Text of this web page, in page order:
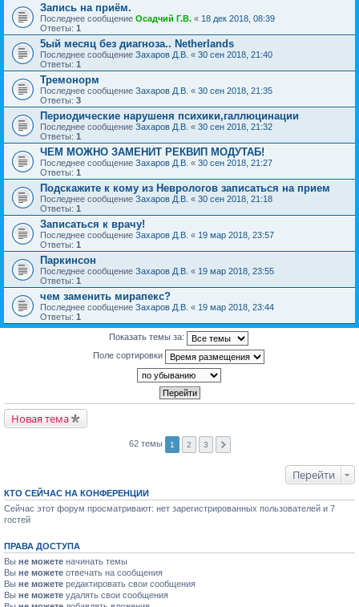
Запись на приём.
Последнее сообщение Осадчий Г.В. « 18 дек 2018, 08:39
Ответы: 1
5ый месяц без диагноза.. Netherlands
Последнее сообщение Захаров Д.В. « 30 сен 2018, 21:40
Ответы: 1
Тремонорм
Последнее сообщение Захаров Д.В. « 30 сен 2018, 21:35
Ответы: 3
Периодические нарушеня психики,галлюцинации
Последнее сообщение Захаров Д.В. « 30 сен 2018, 21:32
Ответы: 1
ЧЕМ МОЖНО ЗАМЕНИТ РЕКВИП МОДУТАБ!
Последнее сообщение Захаров Д.В. « 30 сен 2018, 21:27
Ответы: 1
Подскажите к кому из Неврологов записаться на прием
Последнее сообщение Захаров Д.В. « 30 сен 2018, 21:18
Ответы: 1
Записаться к врачу!
Последнее сообщение Захаров Д.В. « 19 мар 2018, 23:57
Ответы: 1
Паркинсон
Последнее сообщение Захаров Д.В. « 19 мар 2018, 23:55
Ответы: 1
чем заменить мирапекс?
Последнее сообщение Захаров Д.В. « 19 мар 2018, 23:44
Ответы: 1
Показать темы за:
Поле сортировки
Новая тема
62 темы 1 2 3
Перейти
КТО СЕЙЧАС НА КОНФЕРЕНЦИИ
Сейчас этот форум просматривают: нет зарегистрированных пользователей и 7
гостей
ПРАВА ДОСТУПА
Вы не можете начинать темы
Вы не можете отвечать на сообщения
Вы не можете редактировать свои сообщения
Вы не можете удалять свои сообщения